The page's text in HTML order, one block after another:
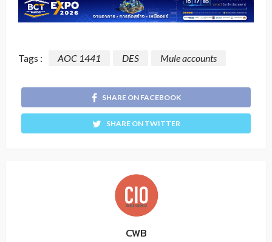
Tags : AOC 1441 DES Mule accounts
SHARE ON FACEBOOK
SHARE ON TWITTER
CWB